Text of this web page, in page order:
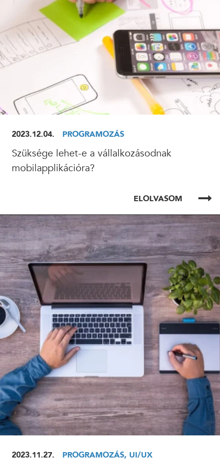
2023.12.04. PROGRAMOZÁS
Szüksége lehet-e a vállalkozásodnak
mobilapplikációra?
ELOLVASOM
ELOLVASOM
2023.11.27. PROGRAMOZÁS, UI/UX